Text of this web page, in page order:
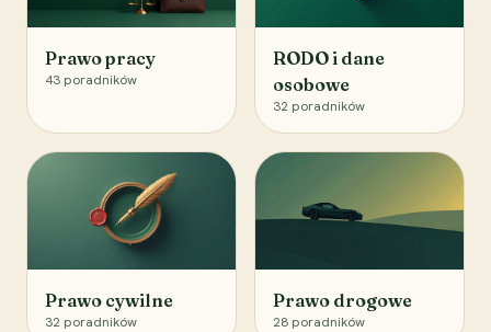
Prawo pracy
43 poradników
RODO i dane
osobowe
32 poradników
Prawo cywilne
32 poradników
Prawo drogowe
28 poradników